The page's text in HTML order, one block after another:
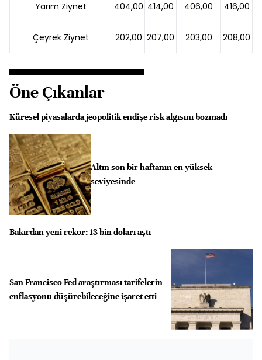
Yarım Ziynet 404,00 414,00 406,00 416,00
Çeyrek Ziynet 202,00 207,00 203,00 208,00
Öne Çıkanlar
Küresel piyasalarda jeopolitik endişe risk algısını bozmadı
Altın son bir haftanın en yüksek
seviyesinde
Bakırdan yeni rekor: 13 bin doları aştı
San Francisco Fed araştırması tarifelerin
enflasyonu düşürebileceğine işaret etti